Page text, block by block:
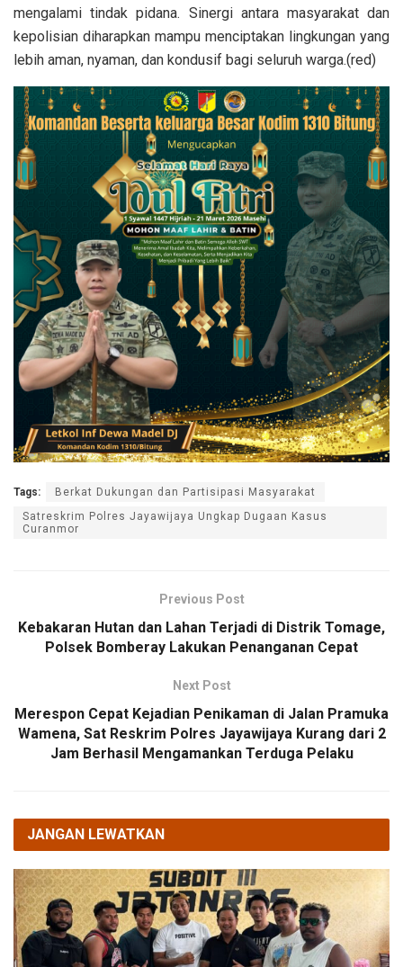
mengalami tindak pidana. Sinergi antara masyarakat dan
kepolisian diharapkan mampu menciptakan lingkungan yang
lebih aman, nyaman, dan kondusif bagi seluruh warga.(red)
Tags:
Berkat Dukungan dan Partisipasi Masyarakat
Satreskrim Polres Jayawijaya Ungkap Dugaan Kasus
Curanmor
Previous Post
Kebakaran Hutan dan Lahan Terjadi di Distrik Tomage,
Polsek Bomberay Lakukan Penanganan Cepat
Next Post
Merespon Cepat Kejadian Penikaman di Jalan Pramuka
Wamena, Sat Reskrim Polres Jayawijaya Kurang dari 2
Jam Berhasil Mengamankan Terduga Pelaku
JANGAN LEWATKAN